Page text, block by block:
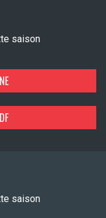
saison
saison